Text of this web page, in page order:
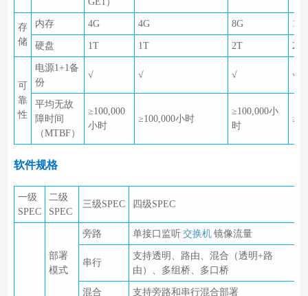
存
储
内存 4G 4G 8G 16G
硬盘 1T 1T 2T 2T
可
靠
性
电源1+1备
份
√ √ √ √
平均无故
障时间
（MTBF）
≥100,000
小时
≥100,000小时
≥100,000小
时
软件规格
一级
SPEC
二级
SPEC
三级SPEC 四级SPEC
部署
模式
旁路 单接口监听 交换机 镜像流量
串行
支持透明、路由、混合（透明+路
由）、多组桥、多口桥
混合 支持旁路和串行混合部署